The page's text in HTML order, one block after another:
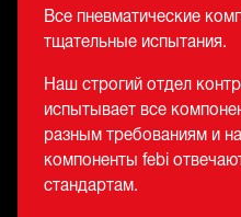
Все пневматические
тщательные испытания.
Наш строгий отдел
испытывает все
разным требованиям и
компоненты febi
стандартам.